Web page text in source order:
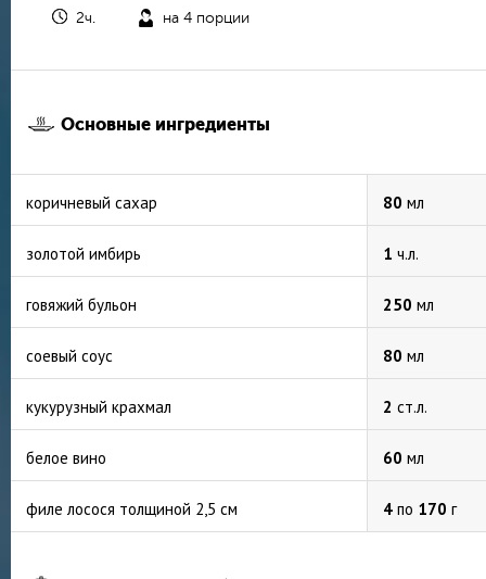
2ч. на 4 порции
Основные ингредиенты
коричневый сахар 80 мл
золотой имбирь 1 ч.л.
говяжий бульон 250 мл
соевый соус 80 мл
кукурузный крахмал 2 ст.л.
белое вино 60 мл
филе лосося толщиной 2,5 см 4 по 170 г